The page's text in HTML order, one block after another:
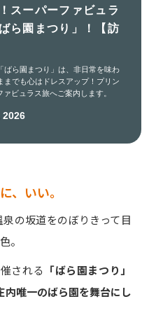
スーパーファビュラ
ら園まつり」！【訪
ら園まつり」は、非日常を味わ
でも心はドレスアップ！プリン
ビュラス旅へご案内します。
、いい。
の坂道をのぼりきって目
。
される 「ばら園まつり」
内唯一のばら園を舞台にし